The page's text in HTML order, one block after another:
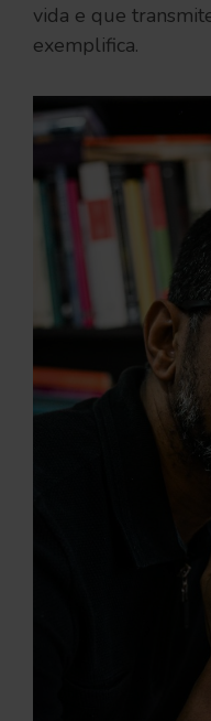
vida e que
exemplifica.